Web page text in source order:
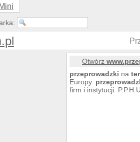
Otwórz
przeprowadzki na
Europy.
firm i instytucji.